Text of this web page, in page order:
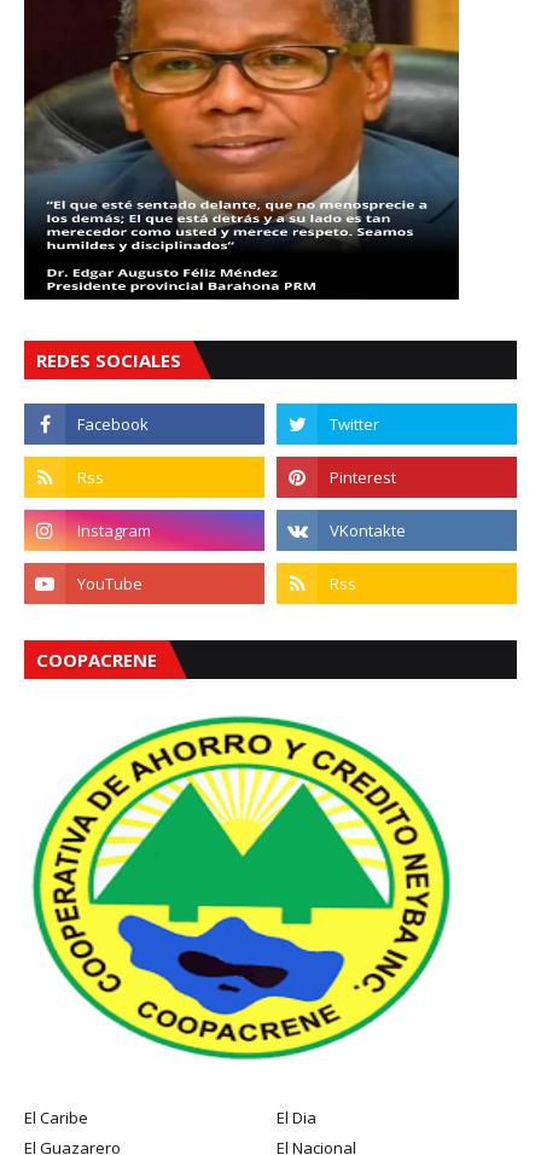
REDES SOCIALES
COOPACRENE
El Caribe
El Dia
El Guazarero
El Nacional